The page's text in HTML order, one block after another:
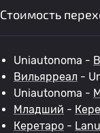
Стоимость
Uniautonoma -
Вильярреал -
Uniautonoma -
Младший -
Керетаро -